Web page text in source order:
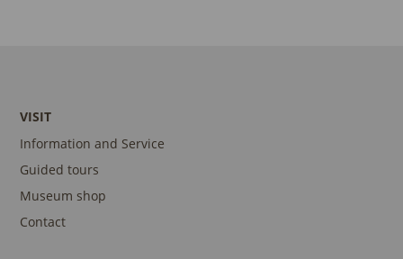
VISIT
Information and Service
Guided tours
Museum shop
Contact